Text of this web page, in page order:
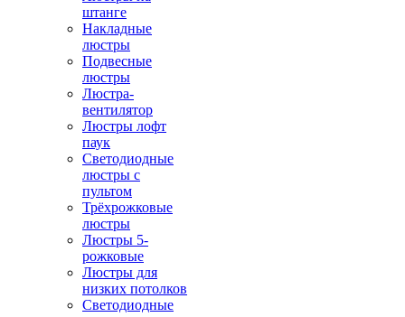
штанге
Накладные
люстры
Подвесные
люстры
Люстра-
вентилятор
Люстры лофт
паук
Светодиодные
люстры с
пультом
Трёхрожковые
люстры
Люстры 5-
рожковые
Люстры для
низких потолков
Cветодиодные